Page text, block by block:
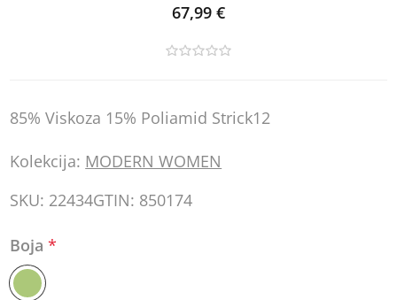
67,99 €
85% Viskoza 15% Poliamid Strick12
Kolekcija: MODERN WOMEN
SKU: 22434GTIN: 850174
Boja*